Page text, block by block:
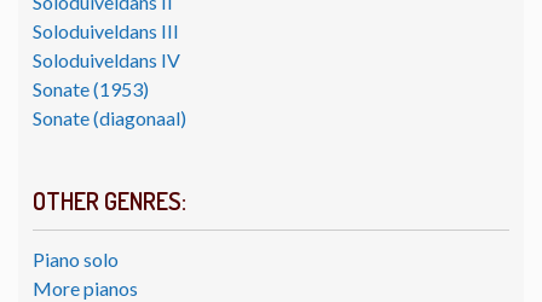
Soloduiveldans III
Soloduiveldans IV
Sonate (1953)
Sonate (diagonaal)
OTHER GENRES:
Piano solo
More pianos